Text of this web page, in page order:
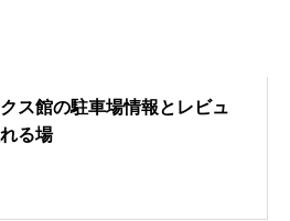
ス館の駐車場情報とレビュ
る場